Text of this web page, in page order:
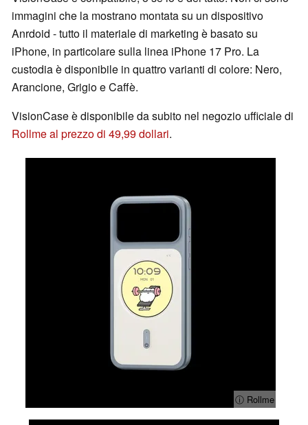
immagini che la mostrano montata su un dispositivo
Anrdoid - tutto il materiale di marketing è basato su
iPhone, in particolare sulla linea iPhone 17 Pro. La
custodia è disponibile in quattro varianti di colore: Nero,
Arancione, Grigio e Caffè.
VisionCase è disponibile da subito nel negozio ufficiale di
Rollme al prezzo di 49,99 dollari.
ⓘ Rollme